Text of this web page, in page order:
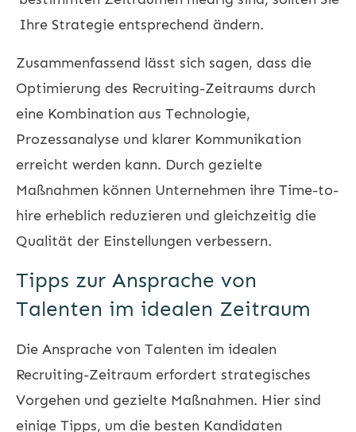
Ihre Strategie entsprechend ändern.
Zusammenfassend lässt sich sagen, dass die
Optimierung des Recruiting-Zeitraums durch
eine Kombination aus Technologie,
Prozessanalyse und klarer Kommunikation
erreicht werden kann. Durch gezielte
Maßnahmen können Unternehmen ihre Time-to-
hire erheblich reduzieren und gleichzeitig die
Qualität der Einstellungen verbessern.
Tipps zur Ansprache von
Talenten im idealen Zeitraum
Die Ansprache von Talenten im idealen
Recruiting-Zeitraum erfordert strategisches
Vorgehen und gezielte Maßnahmen. Hier sind
einige Tipps, um die besten Kandidaten